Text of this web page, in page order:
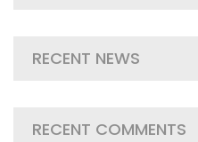
RECENT NEWS
RECENT COMMENTS